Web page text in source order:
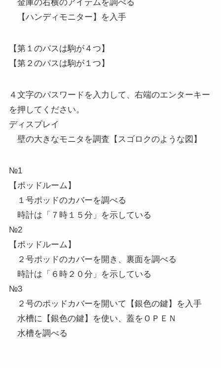
金庫の右横のアイテムを調べる
【ハンディモニター】を入手
【第１のパスは駒が４つ】
【第２のパスは駒が１つ】
４文字のパスワードを入力して、右端のエンターキー
を押してください。
ディスプレイ
壁の大きなモニタを調査【スゴロクのような図】
№1
【ポッドルーム】
１号ポッドのカバーを調べる
時計は「７時１５分」を示している
№2
【ポッドルーム】
２号ポッドのカバーを開き、裏面を調べる
時計は「６時２０分」を示している
№3
２号のポッドカバーを開いて【銀色の鍵】を入手
水槽に【銀色の鍵】を使い、蓋をＯＰＥＮ
水槽を調べる